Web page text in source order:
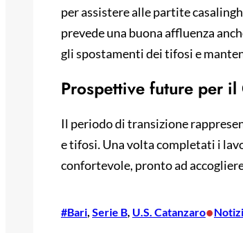
per assistere alle partite
prevede una buona affluenza
gli spostamenti dei tifosi e
Prospettive future per il
Il periodo di transizione
e tifosi. Una volta completati i
confortevole, pronto ad
#Bari, Serie B, U.S. Catanzaro•